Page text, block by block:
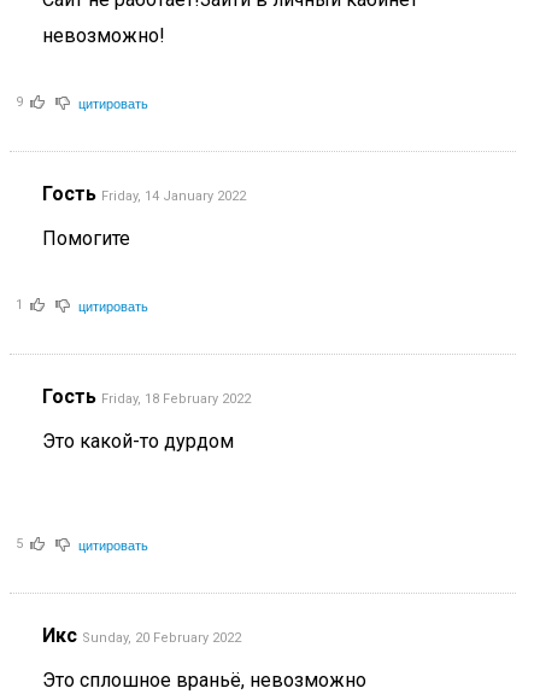
невозможно!
9 цитировать
Гость Friday, 14 January 2022
Помогите
1 цитировать
Гость Friday, 18 February 2022
Это какой-то дурдом
5 цитировать
Икс Sunday, 20 February 2022
Это сплошное враньё, невозможно